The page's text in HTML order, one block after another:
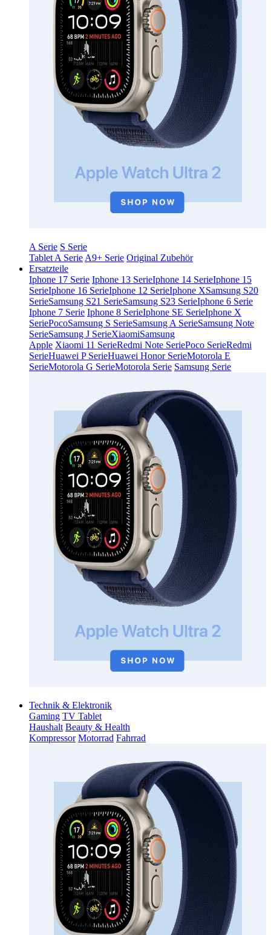
A Serie S Serie
Tablet A Serie A9+ Serie Original Zubehör
Ersatzteile
Iphone 17 Serie Iphone 13 SerieIphone 14 SerieIphone 15
SerieIphone 16 SerieIphone 12 SerieIphone XSamsung S20
SerieSamsung S21 SerieSamsung S23 SerieIphone 6 Serie
Iphone 7 Serie Iphone 8 SerieIphone SE SerieIphone X
SeriePocoSamsung S SerieSamsung A SerieSamsung Note
SerieSamsung J SerieXiaomiSamsung
Apple Xiaomi 11 SerieRedmi Note SeriePoco SerieRedmi
SerieHuawei P SerieHuawei Honor SerieMotorola E
SerieMotorola G SerieMotorola Serie Samsung Serie
Technik & Elektronik
Gaming TV Tablet
Haushalt Beauty & Health
Kompressor Motorrad Fahrrad